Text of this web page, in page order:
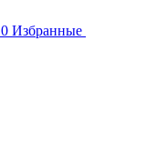
0 Избранные